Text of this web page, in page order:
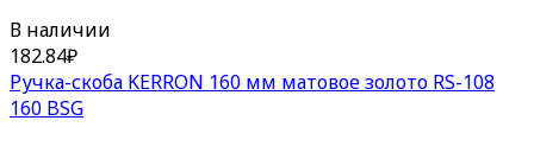
В наличии
182.84₽
Ручка-скоба KERRON 160 мм матовое золото RS-108
160 BSG